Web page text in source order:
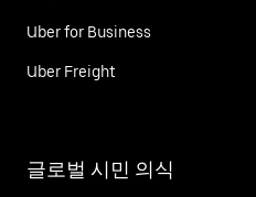
Uber for Business
Uber Freight
글로벌 시민 의식